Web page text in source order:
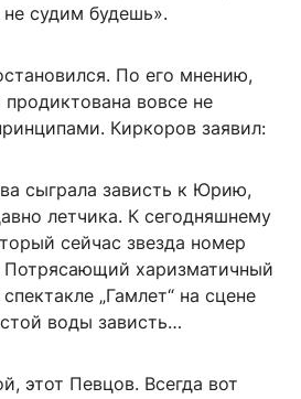
не судим будешь».
По его мнению,
вовсе не
Киркоров заявил:
сыграла зависть к Юрию,
летчика. К сегодняшнему
сейчас звезда номер
Потрясающий харизматичный
„Гамлет“ на сцене
воды зависть…
этот Певцов. Всегда вот